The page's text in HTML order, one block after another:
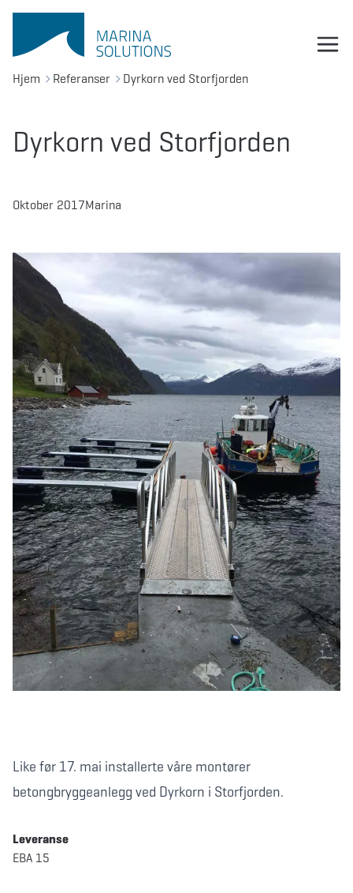
Hjem Referanser Dyrkorn ved Storfjorden
Dyrkorn ved Storfjorden
Oktober 2017Marina
Like før 17. mai installerte våre montører
betongbryggeanlegg ved Dyrkorn i Storfjorden.
Leveranse
EBA 15